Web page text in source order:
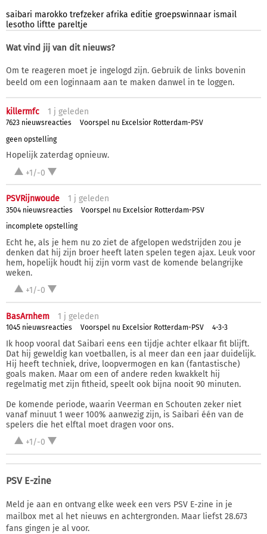
saibari marokko trefzeker afrika editie groepswinnaar ismail
lesotho liftte pareltje
Wat vind jij van dit nieuws?
Om te reageren moet je ingelogd zijn. Gebruik de links bovenin
beeld om een loginnaam aan te maken danwel in te loggen.
killermfc 1 j geleden
7623 nieuwsreacties
Voorspel nu Excelsior Rotterdam-PSV
geen opstelling
Hopelijk zaterdag opnieuw.
+1/-0
PSVRijnwoude 1 j geleden
3504 nieuwsreacties
Voorspel nu Excelsior Rotterdam-PSV
incomplete opstelling
Echt he, als je hem nu zo ziet de afgelopen wedstrijden zou je
denken dat hij zijn broer heeft laten spelen tegen ajax. Leuk voor
hem, hopelijk houdt hij zijn vorm vast de komende belangrijke
weken.
+1/-0
BasArnhem 1 j geleden
1045 nieuwsreacties Voorspel nu Excelsior Rotterdam-PSV 4-3-3
Ik hoop vooral dat Saibari eens een tijdje achter elkaar fit blijft.
Dat hij geweldig kan voetballen, is al meer dan een jaar duidelijk.
Hij heeft techniek, drive, loopvermogen en kan (fantastische)
goals maken. Maar om een of andere reden kwakkelt hij
regelmatig met zijn fitheid, speelt ook bijna nooit 90 minuten.
De komende periode, waarin Veerman en Schouten zeker niet
vanaf minuut 1 weer 100% aanwezig zijn, is Saibari één van de
spelers die het elftal moet dragen voor ons.
+1/-0
PSV E-zine
Meld je aan en ontvang elke week een vers PSV E-zine in je
mailbox met al het nieuws en achtergronden. Maar liefst 28.673
fans gingen je al voor.